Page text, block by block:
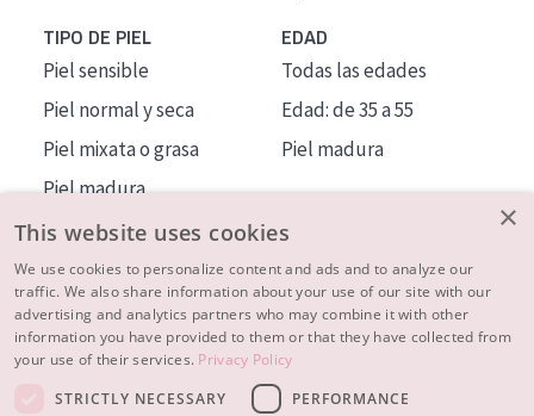
TIPO DE PIEL
Piel sensible
Piel normal y seca
Piel mixata o grasa
Piel madura
Piel expuesta al sol
Piel menopáusica
EDAD
Todas las edades
Edad: de 35 a 55
Piel madura
MÁS SOBRE NOSOTROS
INSPIRACIÓN
CONTACTO
×
This website uses cookies
We use cookies to personalize content and ads and to analyze our
traffic. We also share information about your use of our site with our
advertising and analytics partners who may combine it with other
information you have provided to them or that they have collected from
your use of their services. Privacy Policy
STRICTLY NECESSARY
PERFORMANCE